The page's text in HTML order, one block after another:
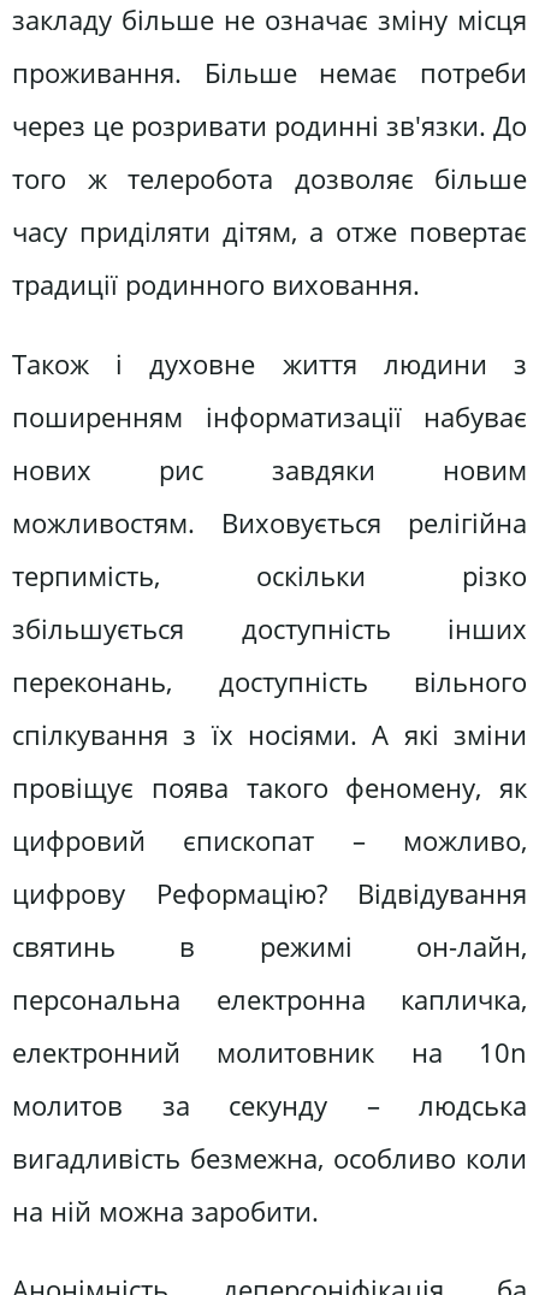
закладу більше не означає зміну місця
проживання. Більше немає потреби
через це розривати родинні зв'язки. До
того ж телеробота дозволяє більше
часу приділяти дітям, а отже повертає
традиції родинного виховання.
Також і духовне життя людини з
поширенням інформатизації набуває
нових рис завдяки новим
можливостям. Виховується релігійна
терпимість, оскільки різко
збільшується доступність інших
переконань, доступність вільного
спілкування з їх носіями. А які зміни
провіщує поява такого феномену, як
цифровий єпископат – можливо,
цифрову Реформацію? Відвідування
святинь в режимі он-лайн,
персональна електронна капличка,
електронний молитовник на 10n
молитов за секунду – людська
вигадливість безмежна, особливо коли
на ній можна заробити.